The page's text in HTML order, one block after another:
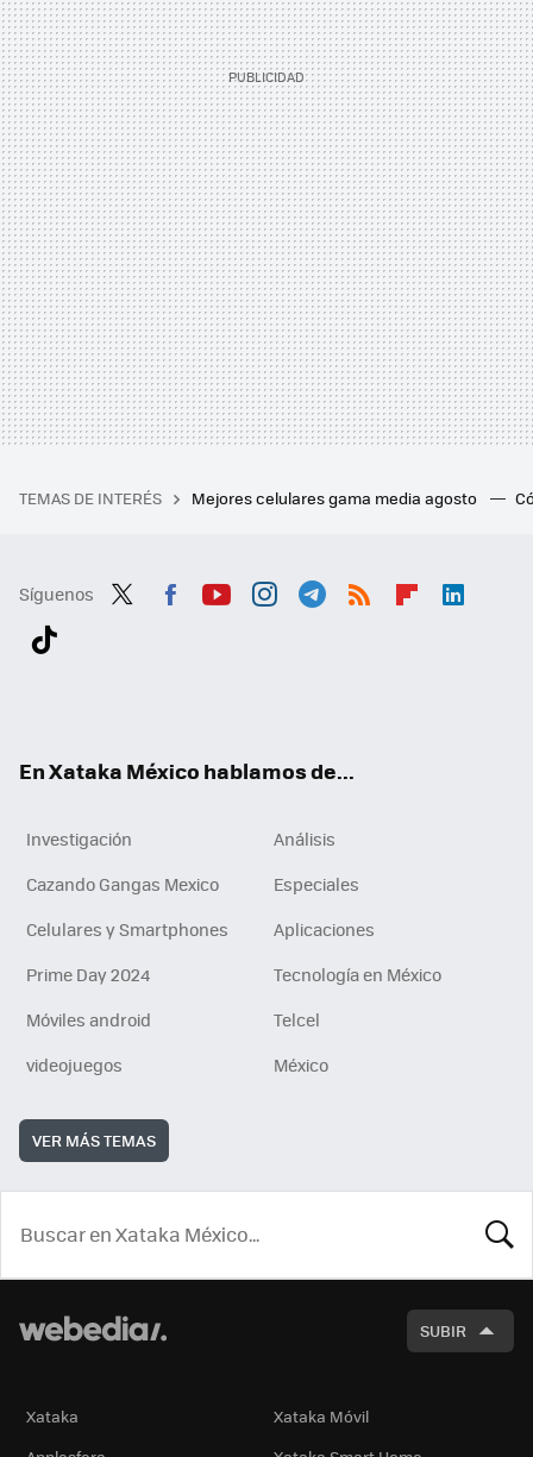
TEMAS DE INTERÉS Mejores celulares gama media agosto
Síguenos
En Xataka México hablamos de...
Investigación
Análisis
Cazando Gangas Mexico
Especiales
Celulares y Smartphones
Aplicaciones
Prime Day 2024
Tecnología en México
Móviles android
Telcel
videojuegos
México
VER MÁS TEMAS
SUBIR
Xataka
Xataka Móvil